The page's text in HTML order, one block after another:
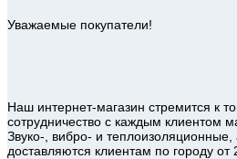
Уважаемые покупатели!
Наш интернет-магазин стремится к
сотрудничество с каждым клиентом
Звуко-, вибро- и теплоизоляционные,
доставляются клиентам по городу от